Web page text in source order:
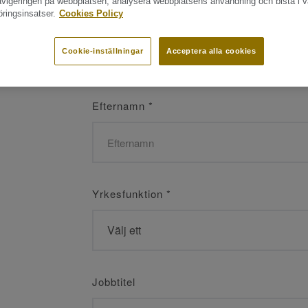
Namn
Efternamn *
Yrkesfunktion *
Jobbtitel
Cookies Policy
Acceptera alla cookies
Cookie-inställningar